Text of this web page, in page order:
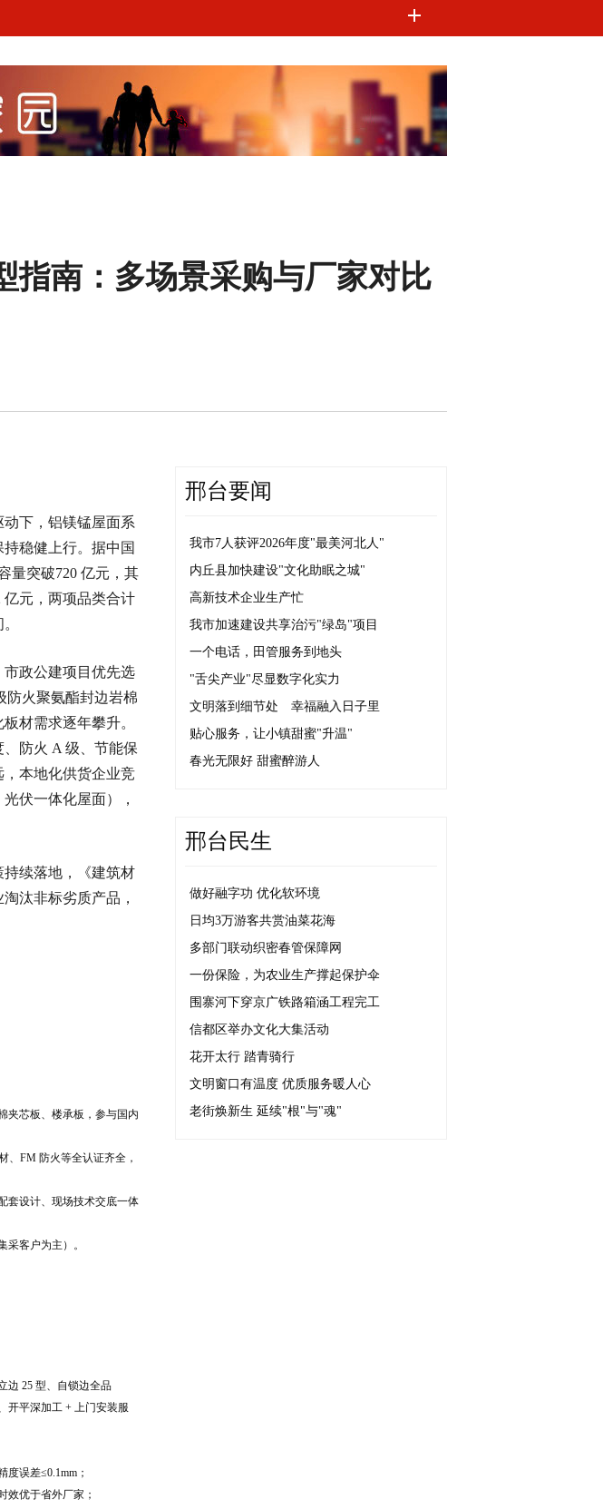
指南：多场景采购与厂家对比
下，铝镁锰屋面系
稳健上行。据中国
量突破720 亿元，其
亿元，两项品类合计
政公建项目优先选
防火聚氨酯封边岩棉
材需求逐年攀升。
防火 A 级、节能保
本地化供货企业竞
伏一体化屋面），
续落地，《建筑材
汰非标劣质产品，
夹芯板、楼承板，参与国内
、FM 防火等全认证齐全，
套设计、现场技术交底一体
客户为主）。
边 25 型、自锁边全品
开平深加工 + 上门安装服
误差≤0.1mm；
效优于省外厂家；
邢台要闻
我市7人获评2026年度"最美河北人"
内丘县加快建设"文化助眠之城"
高新技术企业生产忙
我市加速建设共享治污"绿岛"项目
一个电话，田管服务到地头
"舌尖产业"尽显数字化实力
文明落到细节处 幸福融入日子里
贴心服务，让小镇甜蜜"升温"
春光无限好 甜蜜醉游人
邢台民生
做好融字功 优化软环境
日均3万游客共赏油菜花海
多部门联动织密春管保障网
一份保险，为农业生产撑起保护伞
围寨河下穿京广铁路箱涵工程完工
信都区举办文化大集活动
花开太行 踏青骑行
文明窗口有温度 优质服务暖人心
老街焕新生 延续"根"与"魂"